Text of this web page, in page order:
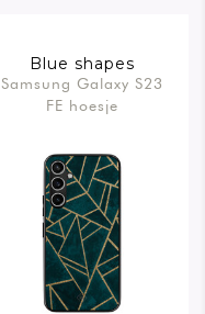
Blue shapes
Samsung Galaxy S23
FE hoesje